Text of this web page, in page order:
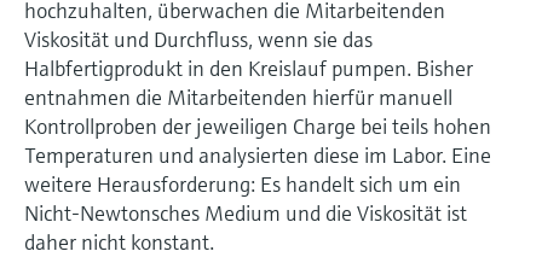
hochzuhalten, überwachen die Mitarbeitenden
Viskosität und Durchfluss, wenn sie das
Halbfertigprodukt in den Kreislauf pumpen. Bisher
entnahmen die Mitarbeitenden hierfür manuell
Kontrollproben der jeweiligen Charge bei teils hohen
Temperaturen und analysierten diese im Labor. Eine
weitere Herausforderung: Es handelt sich um ein
Nicht-Newtonsches Medium und die Viskosität ist
daher nicht konstant.